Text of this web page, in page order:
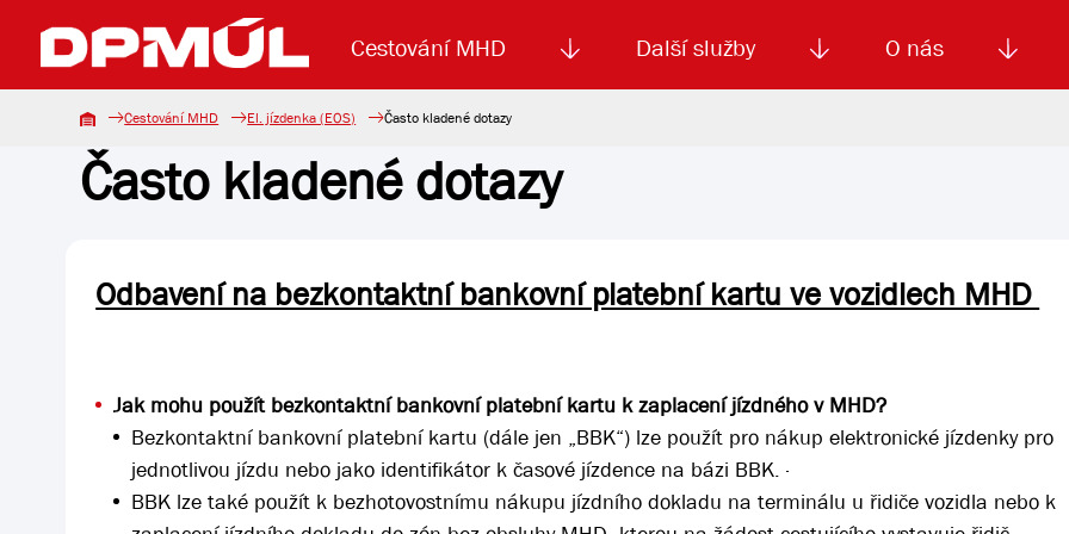
Cestování MHD
Uzavření mostu Dr. E. Beneše Koupit jízdenku
Další služby
Lanová dráha Reklama Smluvní doprava
O nás
Základní údaje Aktuality
Cestování MHD El. jízdenka (EOS) Často kladené dotazy
Často kladené dotazy
Odbavení na bezkontaktní bankovní platební kartu ve vozidlech MHD
Jak mohu použít bezkontaktní bankovní platební kartu k zaplacení jízdného v MHD?
Bezkontaktní bankovní platební kartu (dále jen „BBK“) lze použít pro nákup elektronické jízdenky pro
jednotlivou jízdu nebo jako identifikátor k časové jízdence na bázi BBK. ·
BBK lze také použít k bezhotovostnímu nákupu jízdního dokladu na terminálu u řidiče vozidla nebo k